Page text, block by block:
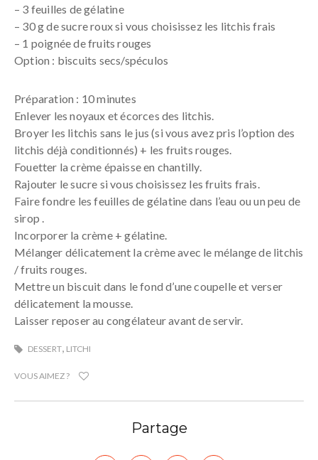
– 3 feuilles de gélatine
– 30 g de sucre roux si vous choisissez les litchis frais
– 1 poignée de fruits rouges
Option : biscuits secs/spéculos
Préparation : 10 minutes
Enlever les noyaux et écorces des litchis.
Broyer les litchis sans le jus (si vous avez pris l’option des
litchis déjà conditionnés) + les fruits rouges.
Fouetter la crème épaisse en chantilly.
Rajouter le sucre si vous choisissez les fruits frais.
Faire fondre les feuilles de gélatine dans l’eau ou un peu de
sirop .
Incorporer la crème + gélatine.
Mélanger délicatement la crème avec le mélange de litchis
/ fruits rouges.
Mettre un biscuit dans le fond d’une coupelle et verser
délicatement la mousse.
Laisser reposer au congélateur avant de servir.
DESSERT, LITCHI
VOUS AIMEZ ?
Partage